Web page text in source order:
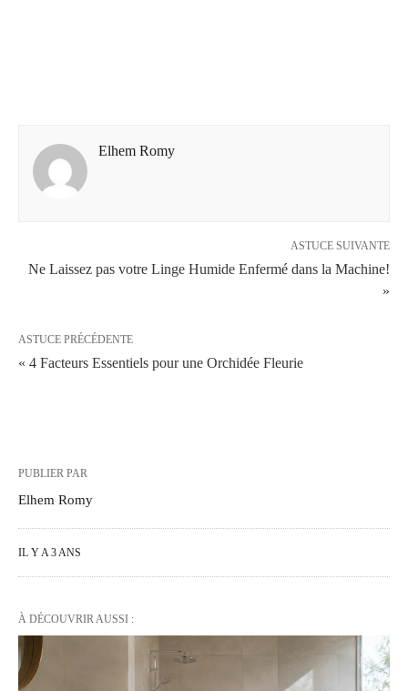
Elhem Romy
ASTUCE SUIVANTE
Ne Laissez pas votre Linge Humide Enfermé dans la Machine!
»
ASTUCE PRÉCÉDENTE
« 4 Facteurs Essentiels pour une Orchidée Fleurie
PUBLIER PAR
Elhem Romy
IL Y A 3 ANS
À DÉCOUVRIR AUSSI :